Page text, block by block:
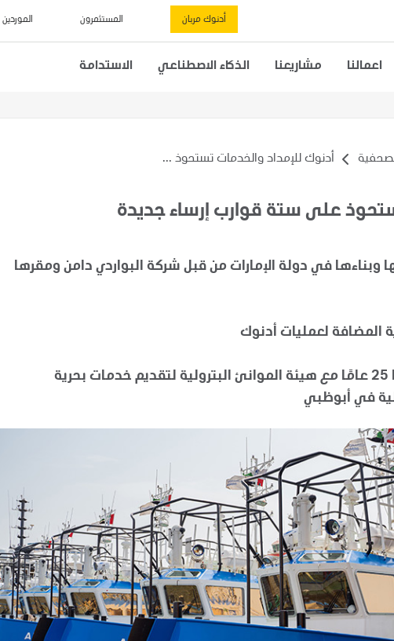
أدنوك مربان المستثمرون الموردين
اعمالنا مشاريعنا الذكاء الاصطناعي الاستدامة
أدنوك للإمداد والخدمات تستحوذ ...
على ستة قوارب إرساء جديدة
وبناءها في دولة الإمارات من قبل شركة البواردي دامن ومقرها
المضافة لعمليات أدنوك
يدعم هذا الاستحواذ اتفاقية مدتها 25 عامًا مع هيئة الموانئ البترولية لتقديم خدمات بحرية
في أبوظبي